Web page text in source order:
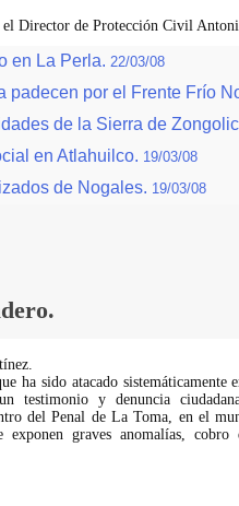
Director de Protección Civil
en La Perla. 22/03/08
padecen por el Frente Frío
de la Sierra de
en Atlahuilco. 19/03/08
de Nogales. 19/03/08
ha sido atacado sistemáticamente
testimonio y denuncia
del Penal de La Toma, en el
exponen graves anomalías, cobro